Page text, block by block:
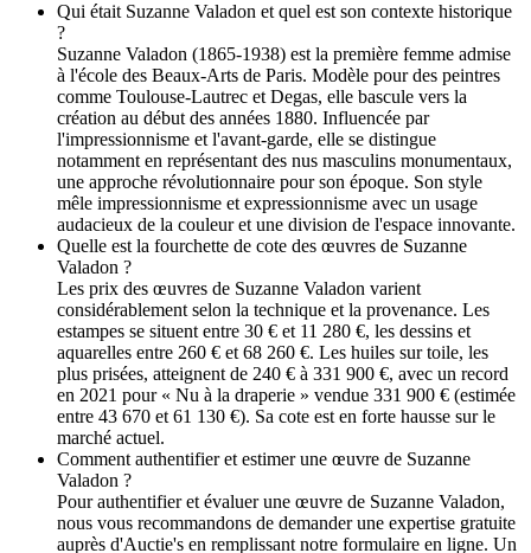
Qui était Suzanne Valadon et quel est son contexte historique
?
Suzanne Valadon (1865-1938) est la première femme admise
à l'école des Beaux-Arts de Paris. Modèle pour des peintres
comme Toulouse-Lautrec et Degas, elle bascule vers la
création au début des années 1880. Influencée par
l'impressionnisme et l'avant-garde, elle se distingue
notamment en représentant des nus masculins monumentaux,
une approche révolutionnaire pour son époque. Son style
mêle impressionnisme et expressionnisme avec un usage
audacieux de la couleur et une division de l'espace innovante.
Quelle est la fourchette de cote des œuvres de Suzanne
Valadon ?
Les prix des œuvres de Suzanne Valadon varient
considérablement selon la technique et la provenance. Les
estampes se situent entre 30 € et 11 280 €, les dessins et
aquarelles entre 260 € et 68 260 €. Les huiles sur toile, les
plus prisées, atteignent de 240 € à 331 900 €, avec un record
en 2021 pour « Nu à la draperie » vendue 331 900 € (estimée
entre 43 670 et 61 130 €). Sa cote est en forte hausse sur le
marché actuel.
Comment authentifier et estimer une œuvre de Suzanne
Valadon ?
Pour authentifier et évaluer une œuvre de Suzanne Valadon,
nous vous recommandons de demander une expertise gratuite
auprès d'Auctie's en remplissant notre formulaire en ligne. Un